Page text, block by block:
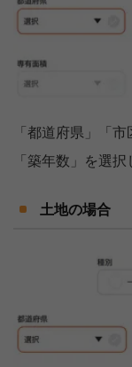
「都道府県」「
「築年数」を選択
土地の場合